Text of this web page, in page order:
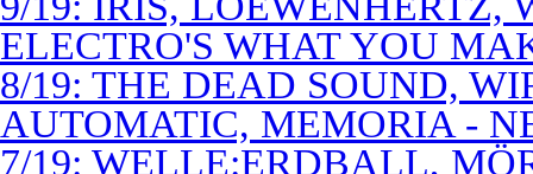
ELECTRO'S WHAT YOU
8/19: THE DEAD SOUND,
AUTOMATIC, MEMORIA -
7/19: WELLE:ERDBALL,